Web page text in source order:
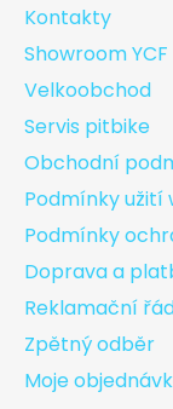
Kontakty
Showroom YCF
Velkoobchod
Servis pitbike
Obchodní
Podmínky užití
Podmínky
Doprava a
Reklamační
Zpětný odběr
Moje